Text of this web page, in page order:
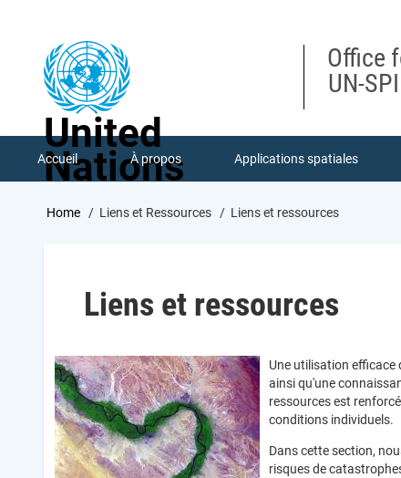
United
Nations
Office
UN-
Accueil À propos Applications spatiales
Breadcrumb
Home Liens et Ressources Liens et ressources
Liens et ressources
Une utilisation efficace
ainsi qu'une
ressources est
conditions individuels.
Dans cette section,
risques de